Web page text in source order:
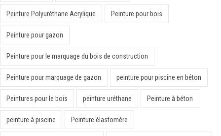
Peinture Polyuréthane Acrylique Peinture pour bois
Peinture pour gazon
Peinture pour le marquage du bois de construction
Peinture pour marquage de gazon peinture pour piscine en béton
Peintures pour le bois peinture uréthane Peinture à béton
peinture à piscine Peinture élastomère